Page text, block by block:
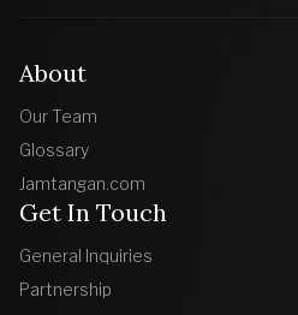
About
Our Team
Glossary
Jamtangan.com
Get In Touch
General Inquiries
Partnership